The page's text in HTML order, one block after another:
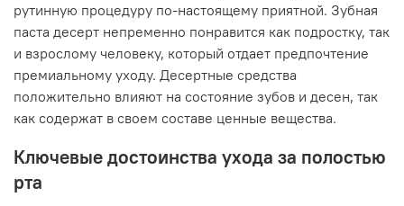
рутинную процедуру по-настоящему приятной. Зубная
паста десерт непременно понравится как подростку, так
и взрослому человеку, который отдает предпочтение
премиальному уходу. Десертные средства
положительно влияют на состояние зубов и десен, так
как содержат в своем составе ценные вещества.
Ключевые достоинства ухода за полостью
рта